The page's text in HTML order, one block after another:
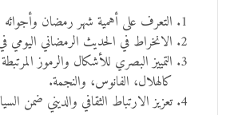
التعرف على أهمية شهر رمضان وأجوائه
الانخراط في الحديث الرمضاني
التمييز البصري للأشكال والرموز
كالهلال، الفانوس، والنجمة.
تعزيز الارتباط الثقافي والديني ضمن